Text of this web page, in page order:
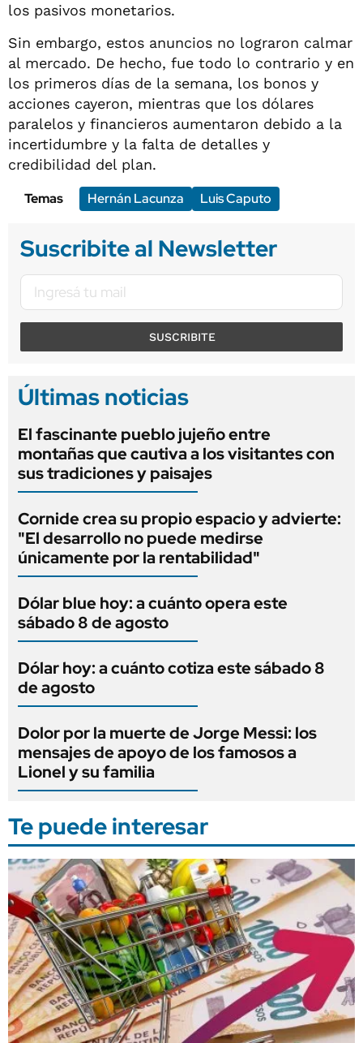
los pasivos monetarios.
Sin embargo, estos anuncios no lograron calmar
al mercado. De hecho, fue todo lo contrario y en
los primeros días de la semana, los bonos y
acciones cayeron, mientras que los dólares
paralelos y financieros aumentaron debido a la
incertidumbre y la falta de detalles y
credibilidad del plan.
Temas
Hernán Lacunza Luis Caputo
Suscribite al Newsletter
SUSCRIBITE
Últimas noticias
El fascinante pueblo jujeño entre
montañas que cautiva a los visitantes con
sus tradiciones y paisajes
Cornide crea su propio espacio y advierte:
"El desarrollo no puede medirse
únicamente por la rentabilidad"
Dólar blue hoy: a cuánto opera este
sábado 8 de agosto
Dólar hoy: a cuánto cotiza este sábado 8
de agosto
Dolor por la muerte de Jorge Messi: los
mensajes de apoyo de los famosos a
Lionel y su familia
Te puede interesar